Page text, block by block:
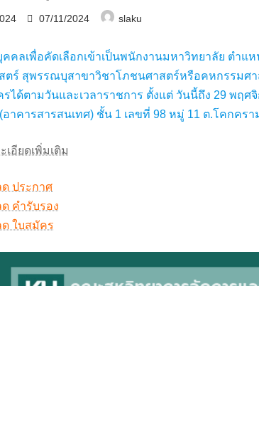
Last
updated
07/11/2024 slaku
คลเพื่อคัดเลือกเข้าเป็นพนักงานมหาวิทยาลัย ตำแ
ตร์ สุพรรณบุสาขาวิชาโภชนศาสตร์หรือคหกรรมศ
ได้ตามวันและเวลาราชการ ตั้งแต่ วันนี้ถึง 29 พฤ
อาคารสารสนเทศ) ชั้น 1 เลขที่ 98 หมู่ 11 ต.โคกคร
เอียดเพิ่มเติม
ประกาศ
คำรับรอง
ใบสมัคร